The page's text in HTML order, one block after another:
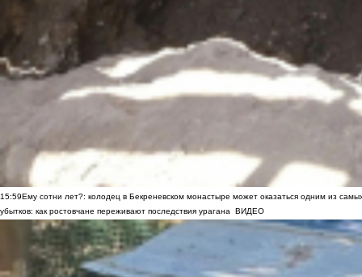
15:59Ему сотни лет?: колодец в Бекреневском монастыре может оказаться одним из
убытков: как ростовчане переживают последствия урагана
ВИДЕО